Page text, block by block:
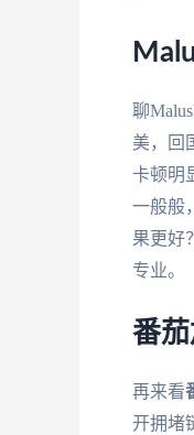
聊
美，回
卡顿明
一般般
果更好
专业。
番
再来看
开拥堵